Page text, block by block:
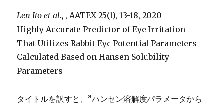
Len Ito et al., , AATEX 25(1), 13-18, 2020
Highly Accurate Predictor of Eye Irritation
That Utilizes Rabbit Eye Potential Parameters
Calculated Based on Hansen Solubility
Parameters
タイトルを訳すと、”ハンセン溶解度パラメータから